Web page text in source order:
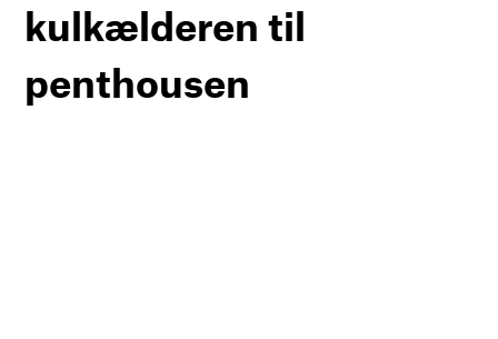
kulkælderen til
penthousen